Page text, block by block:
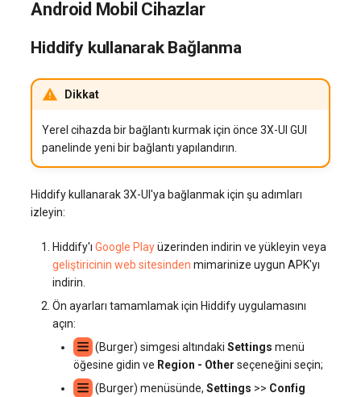
Android Mobil Cihazlar
Hiddify kullanarak Bağlanma
Dikkat
Yerel cihazda bir bağlantı kurmak için önce 3X-UI GUI
panelinde yeni bir bağlantı yapılandırın.
Hiddify kullanarak 3X-UI'ya bağlanmak için şu adımları
izleyin:
Hiddify'ı Google Playüzerinden indirin ve yükleyin veya
geliştiricinin web sitesinden mimarinize uygun APK'yı
indirin.
Ön ayarları tamamlamak için Hiddify uygulamasını
açın:
(Burger) simgesi altındaki Settings menü
öğesine gidin ve Region - Other seçeneğini seçin;
(Burger) menüsünde, Settings >> Config